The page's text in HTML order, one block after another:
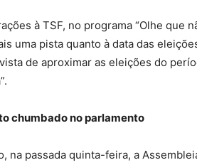
à TSF, no programa “Olhe que
uma pista quanto à data das
de aproximar as eleições do
chumbado no parlamento
na passada quinta-feira, a